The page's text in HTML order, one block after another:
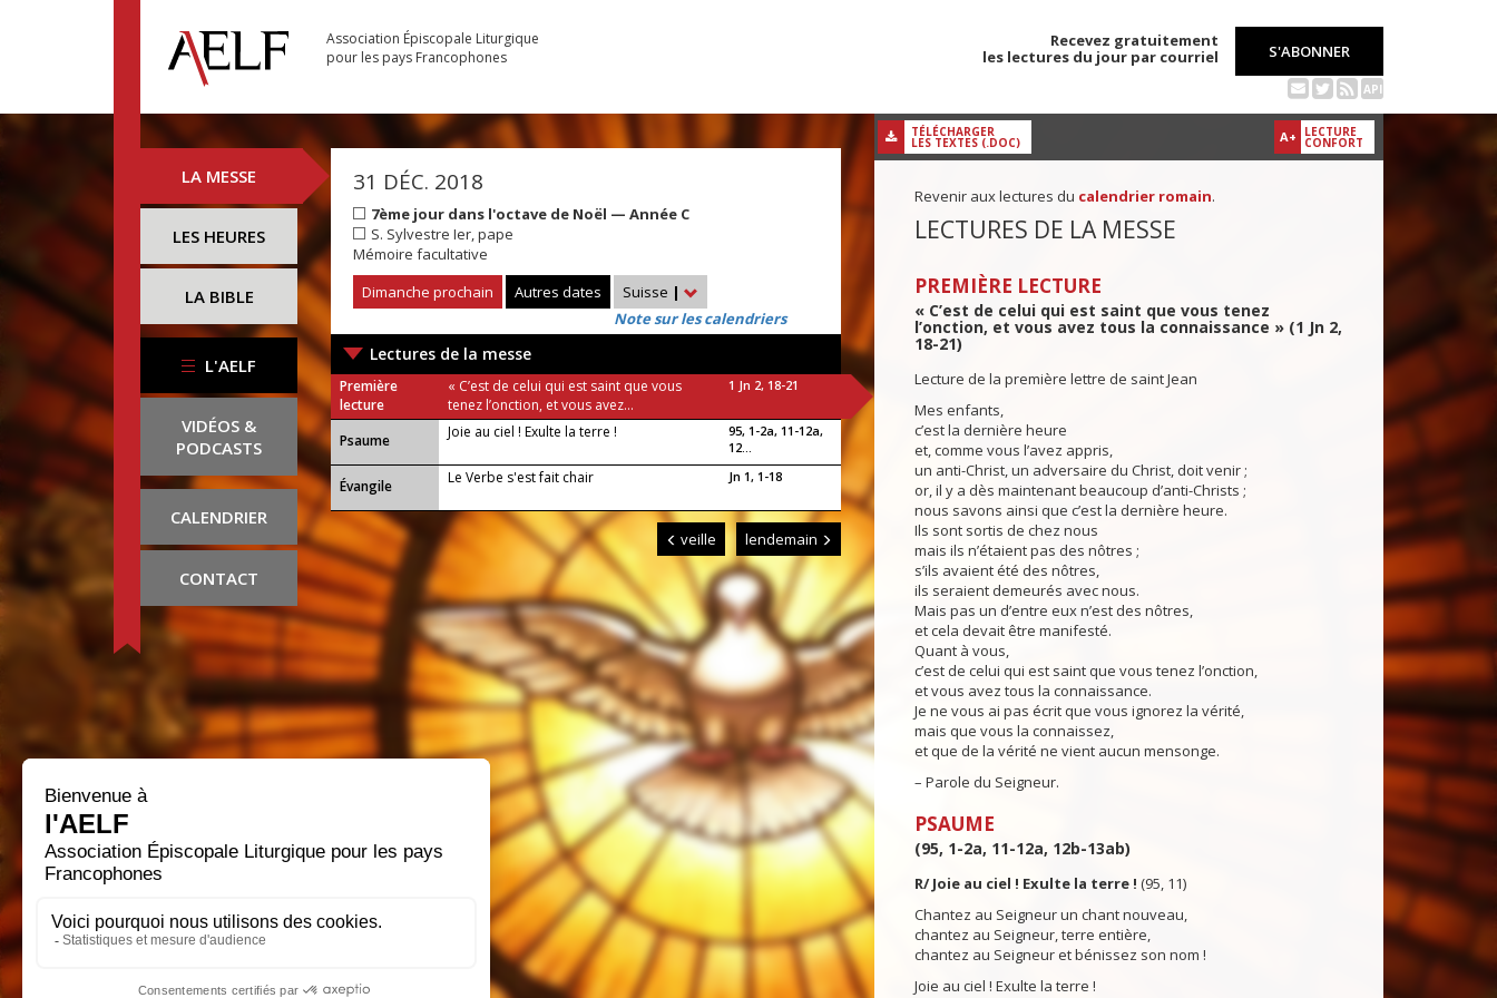
Association Épiscopale Liturgique
pour les pays Francophones
Recevez gratuitement
les lectures du jour par courriel
S'ABONNER
API
LA MESSE
LES HEURES
LA BIBLE
L'AELF
VIDÉOS &
PODCASTS
CALENDRIER
CONTACT
31 DÉC. 2018
7ème jour dans l'octave de Noël — Année C
S. Sylvestre Ier, pape
Mémoire facultative
Dimanche prochain
Autres dates Suisse |
Note sur les calendriers
Lectures de la messe
Première
lecture
« C’est de celui qui est saint que vous
tenez l’onction, et vous avez...
1 Jn 2, 18-21
Psaume Joie au ciel ! Exulte la terre !
95, 1-2a, 11-12a,
12...
Évangile Le Verbe s'est fait chair Jn 1, 1-18
veille lendemain
A+ LECTURE
CONFORT
TÉLÉCHARGER
LES TEXTES (.DOC)
Revenir aux lectures du calendrier romain.
LECTURES DE LA MESSE
PREMIÈRE LECTURE
« C’est de celui qui est saint que vous tenez
l’onction, et vous avez tous la connaissance » (1 Jn 2,
18-21)
Lecture de la première lettre de saint Jean
Mes enfants,
c’est la dernière heure
et, comme vous l’avez appris,
un anti-Christ, un adversaire du Christ, doit venir ;
or, il y a dès maintenant beaucoup d’anti-Christs ;
nous savons ainsi que c’est la dernière heure.
Ils sont sortis de chez nous
mais ils n’étaient pas des nôtres ;
s’ils avaient été des nôtres,
ils seraient demeurés avec nous.
Mais pas un d’entre eux n’est des nôtres,
et cela devait être manifesté.
Quant à vous,
c’est de celui qui est saint que vous tenez l’onction,
et vous avez tous la connaissance.
Je ne vous ai pas écrit que vous ignorez la vérité,
mais que vous la connaissez,
et que de la vérité ne vient aucun mensonge.
– Parole du Seigneur.
PSAUME
(95, 1-2a, 11-12a, 12b-13ab)
R/ Joie au ciel ! Exulte la terre ! (95, 11)
Chantez au Seigneur un chant nouveau,
chantez au Seigneur, terre entière,
chantez au Seigneur et bénissez son nom !
Joie au ciel ! Exulte la terre !